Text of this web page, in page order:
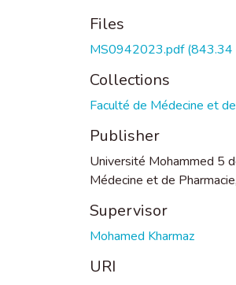
Files
MS0942023.pdf(843.34
Collections
Faculté de Médecine et
Publisher
Université Mohammed 5
Médecine et de
Supervisor
Mohamed Kharmaz
URI